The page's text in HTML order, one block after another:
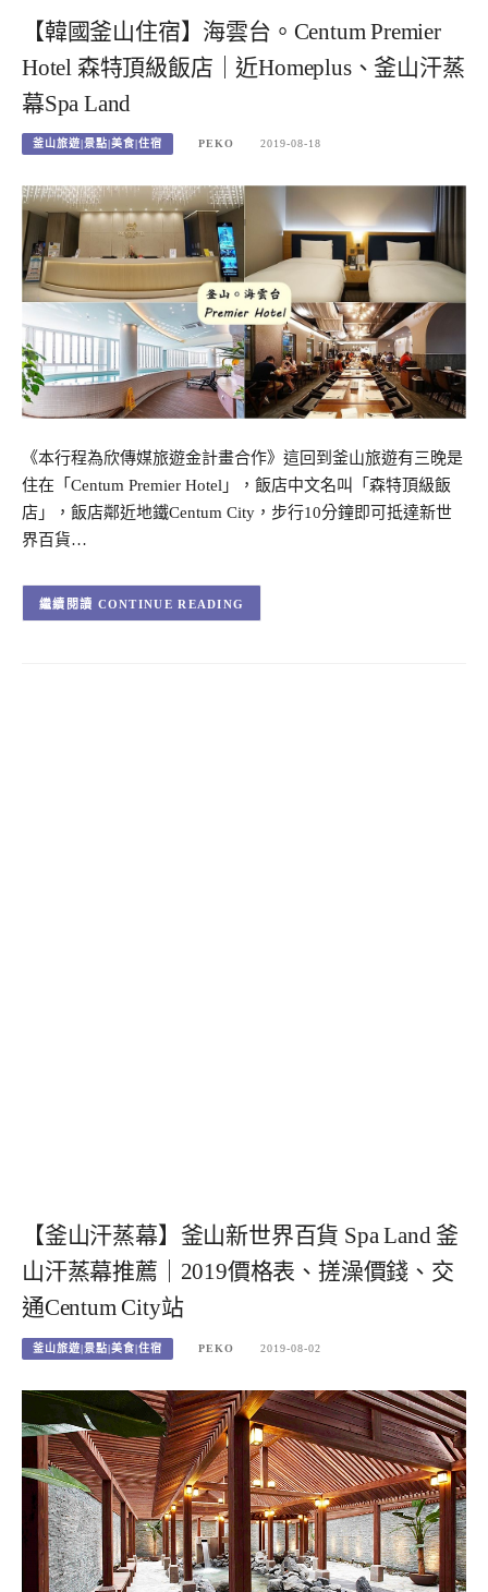
【韓國釜山住宿】海雲台。Centum Premier
Hotel 森特頂級飯店｜近Homeplus、釜山汗蒸
幕Spa Land
釜山旅遊|景點|美食|住宿 PEKO 2019-08-18
《本行程為欣傳媒旅遊金計畫合作》這回到釜山旅遊有三晚是
住在「Centum Premier Hotel」，飯店中文名叫「森特頂級飯
店」，飯店鄰近地鐵Centum City，步行10分鐘即可抵達新世
界百貨…
CONTINUE READING
【釜山汗蒸幕】釜山新世界百貨 Spa Land 釜
山汗蒸幕推薦｜2019價格表、搓澡價錢、交
通Centum City站
釜山旅遊|景點|美食|住宿 PEKO 2019-08-02